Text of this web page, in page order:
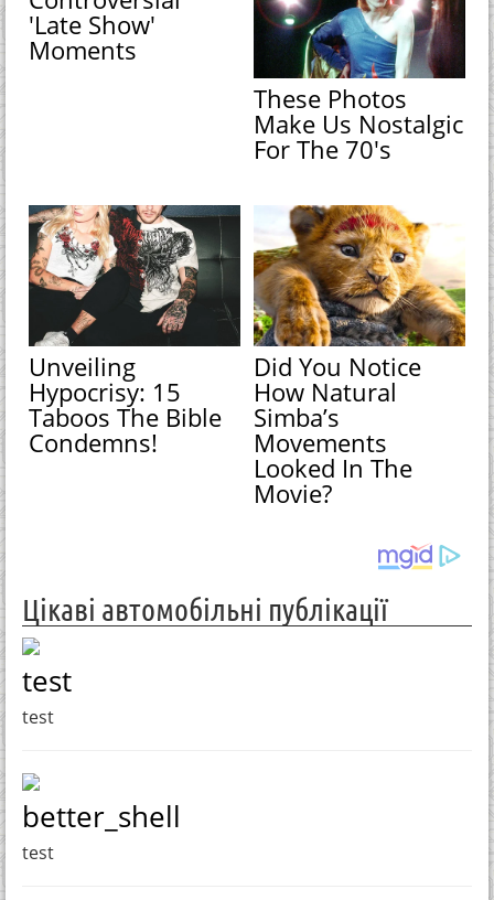
'Late Show'
Moments
These Photos
Make Us Nostalgic
For The 70's
Unveiling
Hypocrisy: 15
Taboos The Bible
Condemns!
Did You Notice
How Natural
Simba’s
Movements
Looked In The
Movie?
Цікаві автомобільні публікації
test
test
better_shell
test